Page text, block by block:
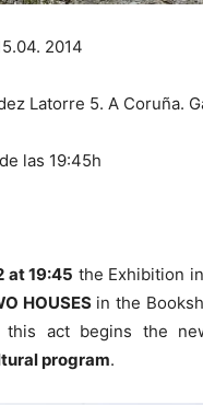
2014
Latorre 5. A Coruña.
las 19:45h
at 19:45 the Exhibition
HOUSESin the
this act begins the
program.